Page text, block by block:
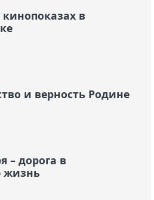
в
и верность Родине
– дорога в
жизнь